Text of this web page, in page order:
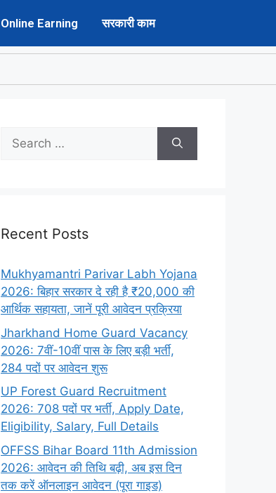
Online Earning सरकारी काम
Recent Posts
Mukhyamantri Parivar Labh Yojana
2026: बिहार सरकार दे रही है ₹20,000 की
आर्थिक सहायता, जानें पूरी आवेदन प्रक्रिया
Jharkhand Home Guard Vacancy
2026: 7वीं-10वीं पास के लिए बड़ी भर्ती,
284 पदों पर आवेदन शुरू
UP Forest Guard Recruitment
2026: 708 पदों पर भर्ती, Apply Date,
Eligibility, Salary, Full Details
OFFSS Bihar Board 11th Admission
2026: आवेदन की तिथि बढ़ी, अब इस दिन
तक करें ऑनलाइन आवेदन (पूरा गाइड)